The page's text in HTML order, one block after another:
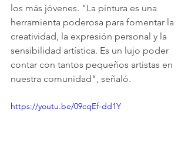
los más jóvenes. "La pintura es una
herramienta poderosa para fomentar la
creatividad, la expresión personal y la
sensibilidad artística. Es un lujo poder
contar con tantos pequeños artistas en
nuestra comunidad", señaló.
https://youtu.be/09cqEf-dd1Y